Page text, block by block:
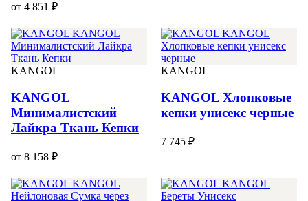
от 4 851 ₽
KANGOL
KANGOL
Минималистский
Лайкра Ткань Кепки
от 8 158 ₽
KANGOL
KANGOL Хлопковые
кепки унисекс черные
7 745 ₽